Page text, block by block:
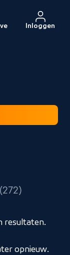
Inloggen
272
resultaten.
opnieuw.